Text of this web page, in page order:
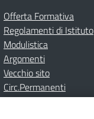
Offerta Formativa
Regolamenti di Istituto
Modulistica
Argomenti
Vecchio sito
Circ.Permanenti